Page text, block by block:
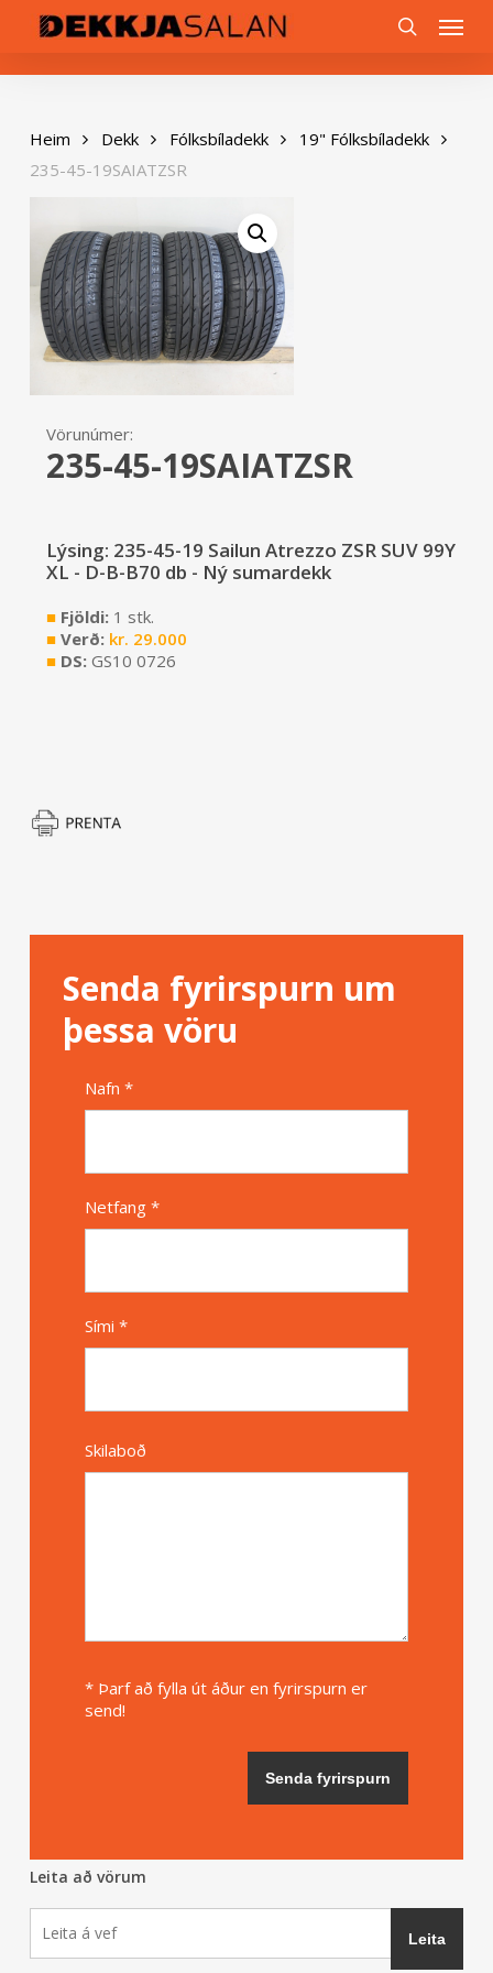
content
Menu
Heim Dekk Fólksbíladekk
19" Fólksbíladekk
235-45-19SAIATZSR
Vörunúmer:
235-45-19SAIATZSR
Lýsing: 235-45-19 Sailun Atrezzo ZSR SUV 99Y
XL - D-B-B70 db - Ný sumardekk
■Fjöldi: 1 stk.
■Verð: kr. 29.000
■DS: GS10 0726
Senda fyrirspurn um
þessa vöru
Nafn *
Netfang *
Sími *
Skilaboð
* Þarf að fylla út áður en fyrirspurn er
send!
Leita að vörum